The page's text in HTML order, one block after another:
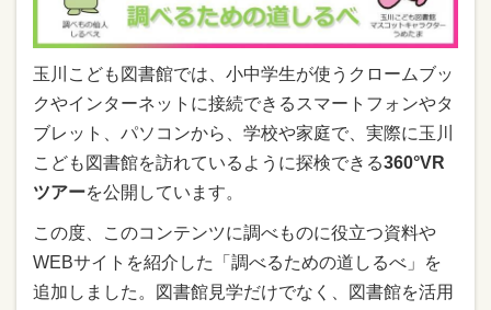
玉川こども図書館では、小中学生が使うクロームブッ
クやインターネットに接続できるスマートフォンやタ
ブレット、パソコンから、学校や家庭で、実際に玉川
こども図書館を訪れているように探検できる360°VR
ツアーを公開しています。
この度、このコンテンツに調べものに役立つ資料や
WEBサイトを紹介した「調べるための道しるべ」を
追加しました。図書館見学だけでなく、図書館を活用